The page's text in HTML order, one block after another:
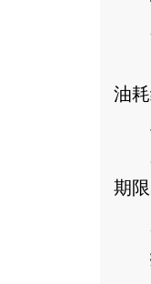
售
养
油
每
贷
期限
加
推